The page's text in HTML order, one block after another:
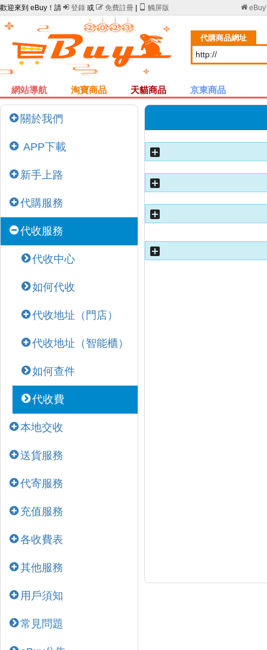
歡迎來到 eBuy！請  登錄 或  免費註冊 觸屏版 eBuy
代購商品網址
網站導航 淘寶商品 天貓商品 京東商品
關於我們
APP下載
新手上路
代購服務
代收服務
代收中心
如何代收
代收地址（門店）
代收地址（智能櫃）
如何查件
代收費
本地交收
送貨服務
代寄服務
充值服務
各收費表
其他服務
用戶須知
常見問題